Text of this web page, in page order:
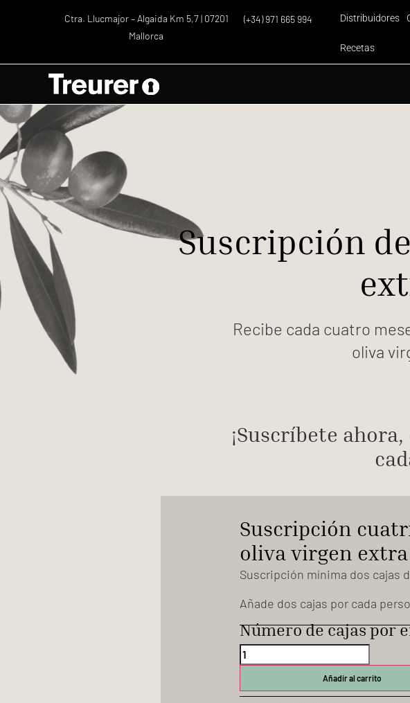
Ctra. Llucmajor – Algaida Km 5,7 | 07201
Mallorca
(+34) 971 665 994 Distribuidores
Recetas
Suscripción
Recibe cada cuatro
oliva
¡Suscríbete
Suscripción
oliva virgen extra
Suscripción mínima dos cajas
Añade dos cajas por cada
Número de cajas por
Añadir al carrito